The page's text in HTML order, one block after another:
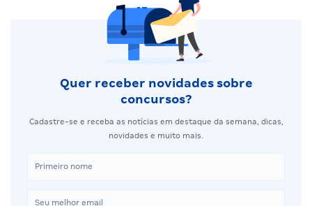
Quer receber novidades sobre
concursos?
Cadastre-se e receba as notícias em destaque da semana, dicas,
novidades e muito mais.